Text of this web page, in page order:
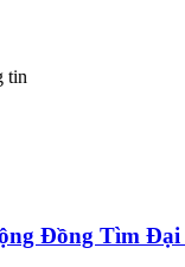
tin
Đồng Tìm